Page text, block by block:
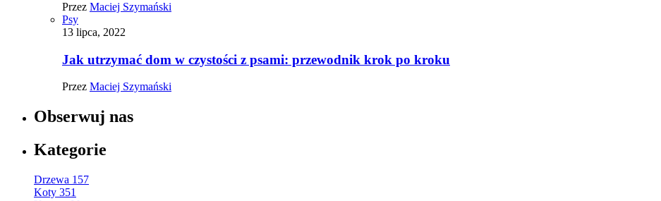
Przez Maciej Szymański
Psy
13 lipca, 2022
Jak utrzymać dom w czystości z psami: przewodnik krok po kroku
Przez Maciej Szymański
Obserwuj nas
Kategorie
Drzewa 157
Koty 351